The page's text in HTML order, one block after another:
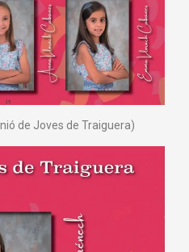
de Joves de Traiguera)